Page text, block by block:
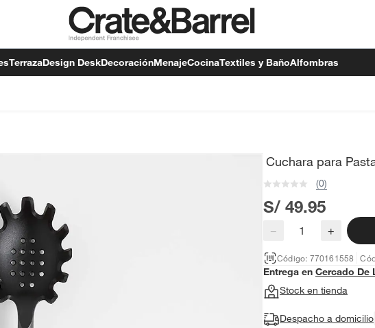
TerrazaDesign DeskDecoraciónMenajeCocinaTextiles y BañoAlfombras
Cuchara para
(0)
S/ 49.95
− +
Código: 770161558
Entrega en Cercado De
Stock en tienda
Despacho a domicilio